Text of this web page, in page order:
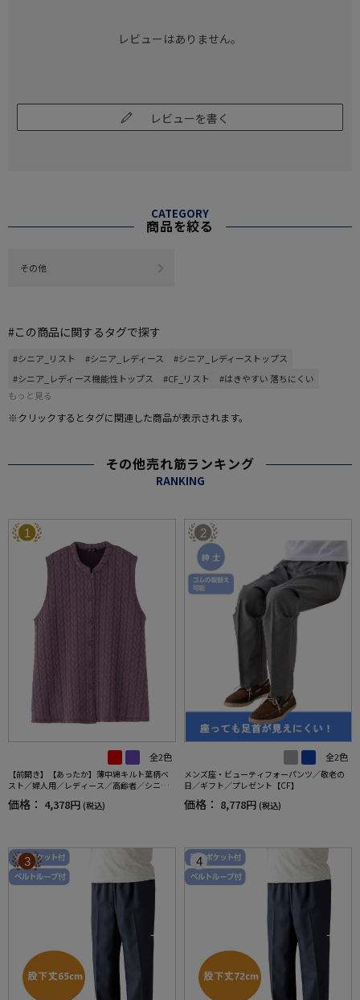
レビューはありません。
レビューを書く
CATEGORY
商品を絞る
その他
#この商品に関するタグで探す
#シニア_リスト #シニア_レディース
#シニア_レディーストップス
#シニア_レディース機能性トップス
#CF_リスト
#はきやすい 落ちにくい
もっと見る
※クリックするとタグに関連した商品が表示されます。
その他売れ筋ランキング
RANKING
1
全2色
【前開き】【あったか】薄中綿キルト葉柄ベ
スト／婦人用／レディース／高齢者／シニア
／秋冬／洗濯OK／自宅で洗える／名前記入欄
付／両脇ポケット／お出かけ／ギフト【CF】
価格： 4,378円 (税込)
2
全2色
メンズ座・ビューティフォーパンツ／敬老の
日／ギフト／プレゼント【CF】
価格： 8,778円 (税込)
3 4